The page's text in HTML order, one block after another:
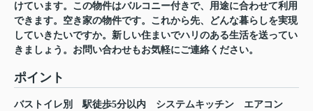
けています。この物件はバルコニー付きで、用途に合わせて利用
できます。空き家の物件です。これから先、どんな暮らしを実現
していきたいですか。新しい住まいでハリのある生活を送ってい
きましょう。お問い合わせもお気軽にご連絡ください。
ポイント
バストイレ別 駅徒歩5分以内 システムキッチン
エアコン